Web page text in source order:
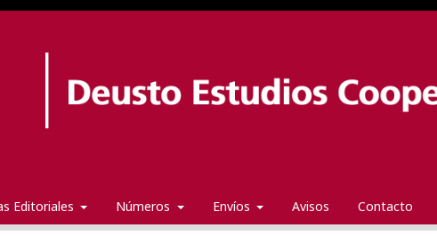
Editoriales Números Envíos Avisos Contacto